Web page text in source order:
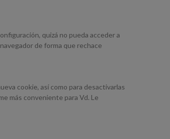
quizá no pueda acceder a
de forma que rechace
cookie, así como para desactivarlas
más conveniente para Vd. Le